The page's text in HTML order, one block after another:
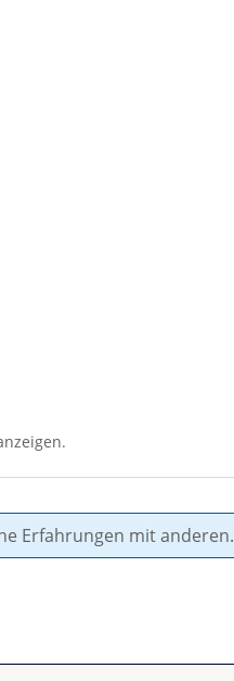
Erfahrungen mit anderen.